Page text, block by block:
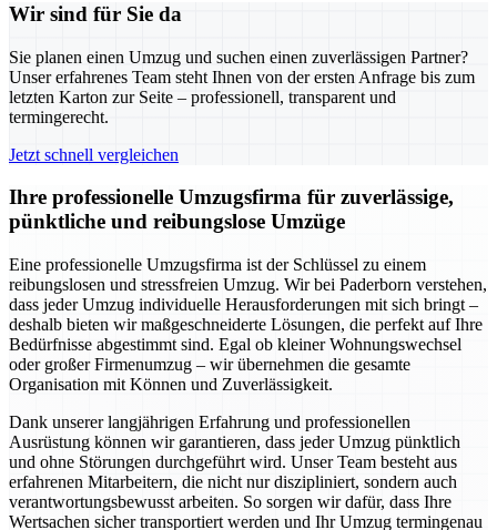
Wir sind für Sie da
Sie planen einen Umzug und suchen einen zuverlässigen Partner?
Unser erfahrenes Team steht Ihnen von der ersten Anfrage bis zum
letzten Karton zur Seite – professionell, transparent und
termingerecht.
Jetzt schnell vergleichen
Ihre professionelle Umzugsfirma für zuverlässige,
pünktliche und reibungslose Umzüge
Eine professionelle Umzugsfirma ist der Schlüssel zu einem
reibungslosen und stressfreien Umzug. Wir bei Paderborn verstehen,
dass jeder Umzug individuelle Herausforderungen mit sich bringt –
deshalb bieten wir maßgeschneiderte Lösungen, die perfekt auf Ihre
Bedürfnisse abgestimmt sind. Egal ob kleiner Wohnungswechsel
oder großer Firmenumzug – wir übernehmen die gesamte
Organisation mit Können und Zuverlässigkeit.
Dank unserer langjährigen Erfahrung und professionellen
Ausrüstung können wir garantieren, dass jeder Umzug pünktlich
und ohne Störungen durchgeführt wird. Unser Team besteht aus
erfahrenen Mitarbeitern, die nicht nur diszipliniert, sondern auch
verantwortungsbewusst arbeiten. So sorgen wir dafür, dass Ihre
Wertsachen sicher transportiert werden und Ihr Umzug termingenau